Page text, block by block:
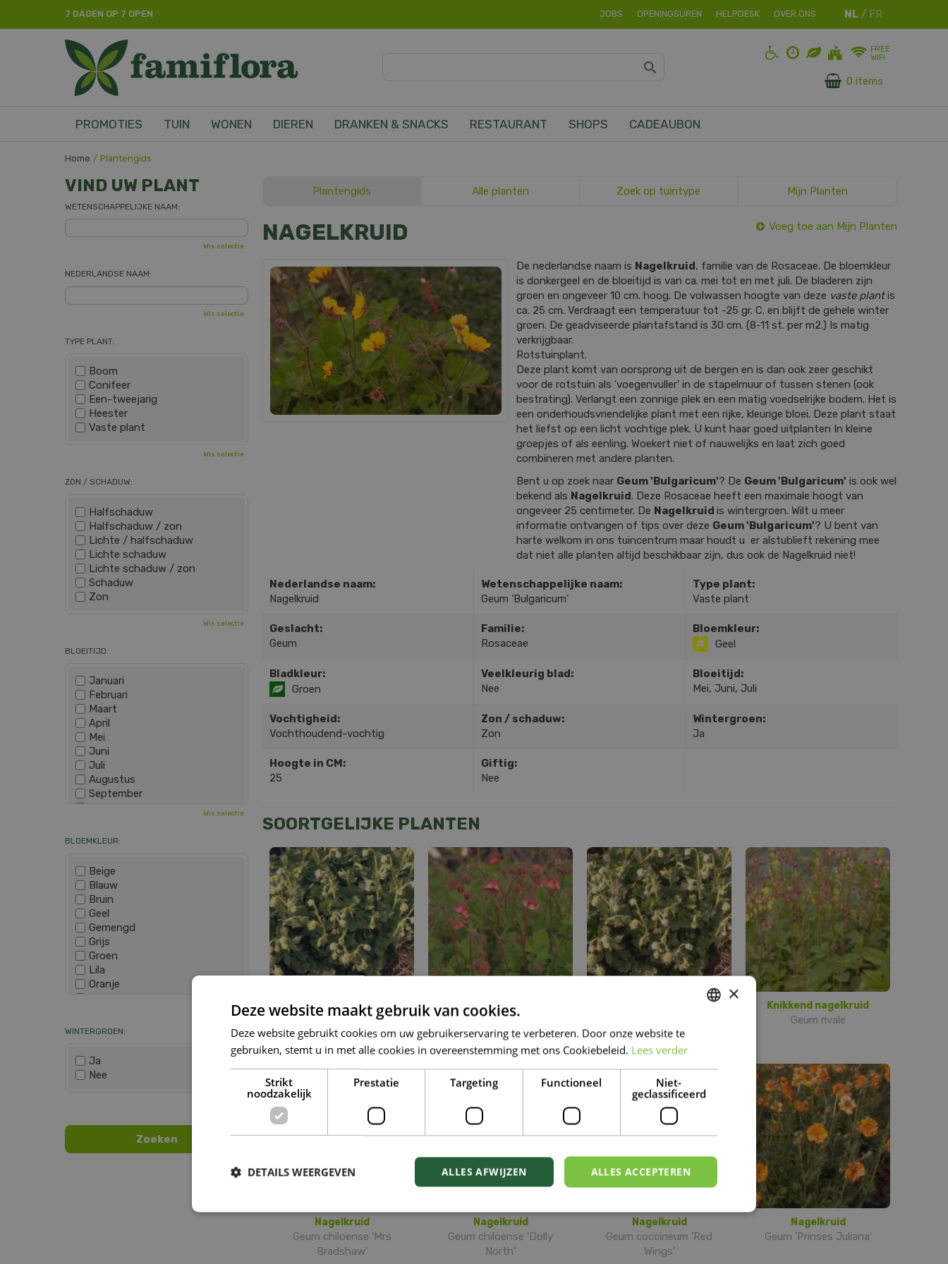
Home Plantengids
7 DAGEN OP 7 OPEN JOBS OPENINGSUREN HELPDESK OVER ONS
FREE
WIFI
0 items
PROMOTIES TUIN WONEN DIEREN DRANKEN & SNACKS RESTAURANT SHOPS CADEAUBON
Plantengids Alle planten Zoek op tuintype Mijn Planten
NAGELKRUID Voeg toe aan Mijn Planten
De nederlandse naam is Nagelkruid, familie van de Rosaceae. De bloemkleur
is donkergeel en de bloeitijd is van ca. mei tot en met juli. De bladeren zijn
groen en ongeveer 10 cm. hoog. De volwassen hoogte van deze vaste plantis
ca. 25 cm. Verdraagt een temperatuur tot -25 gr. C. en blijft de gehele winter
groen. De geadviseerde plantafstand is 30 cm. (8-11 st. per m2.) Is matig
verkrijgbaar.
Rotstuinplant.
Deze plant komt van oorsprong uit de bergen en is dan ook zeer geschikt
voor de rotstuin als 'voegenvuller' in de stapelmuur of tussen stenen (ook
bestrating). Verlangt een zonnige plek en een matig voedselrijke bodem. Het is
een onderhoudsvriendelijke plant met een rijke, kleurige bloei. Deze plant staat
het liefst op een licht vochtige plek. U kunt haar goed uitplanten In kleine
groepjes of als eenling. Woekert niet of nauwelijks en laat zich goed
combineren met andere planten.
Bent u op zoek naar Geum 'Bulgaricum'? De Geum 'Bulgaricum' is ook wel
bekend als Nagelkruid. Deze Rosaceae heeft een maximale hoogt van
ongeveer 25 centimeter. De Nagelkruid is wintergroen. Wilt u meer
informatie ontvangen of tips over deze Geum 'Bulgaricum'? U bent van
harte welkom in ons tuincentrum maar houdt u er alstublieft rekening mee
dat niet alle planten altijd beschikbaar zijn, dus ook de Nagelkruid niet!
Nederlandse naam:
Nagelkruid
Wetenschappelijke naam:
Geum 'Bulgaricum'
Type plant:
Vaste plant
Geslacht:
Geum
Familie:
Rosaceae
Bloemkleur:
Geel
Bladkleur:
Groen
Veelkleurig blad:
Nee
Bloeitijd:
Mei, Juni, Juli
Vochtigheid:
Vochthoudend-vochtig
Zon / schaduw:
Zon
Wintergroen:
Ja
Hoogte in CM:
25
Giftig:
Nee
SOORTGELIJKE PLANTEN
Knikkend nagelkruid
Geum rivale 'PdB'
Knikkend nagelkruid
Geum rivale 'Leonard's
Variety'
Knikkend nagelkruid
Geum rivale
Nagelkruid
Geum chiloense 'Mrs
Bradshaw'
Nagelkruid
Geum chiloense 'Dolly
North'
Nagelkruid
Geum coccineum 'Red
Wings'
Nagelkruid
Geum 'Prinses Juliana'
VIND UW PLANT
WETENSCHAPPELIJKE NAAM:
Wis selectie
NEDERLANDSE NAAM:
Wis selectie
TYPE PLANT:
Boom
Conifeer
Een-tweejarig
Heester
Vaste plant
Wis selectie
ZON / SCHADUW:
Halfschaduw
Halfschaduw / zon
Lichte / halfschaduw
Lichte schaduw
Lichte schaduw / zon
Schaduw
Zon
Wis selectie
BLOEITIJD:
Januari
Februari
Maart
April
Mei
Juni
Juli
Augustus
September
December
Wis selectie
BLOEMKLEUR:
Beige
Blauw
Bruin
Geel
Gemengd
Grijs
Groen
Lila
Oranje
Roze
Zwart
Wis selectie
WINTERGROEN:
Ja
Nee
×
Deze website maakt gebruik van cookies.
Deze website gebruikt cookies om uw gebruikerservaring te verbeteren. Door onze website te
gebruiken, stemt u in met alle cookies in overeenstemming met ons Cookiebeleid. Lees verder
Strikt
noodzakelijk
Prestatie Targeting Functioneel
Niet-
geclassificeerd
ALLES ACCEPTEREN
ALLES AFWIJZEN
DETAILS WEERGEVEN